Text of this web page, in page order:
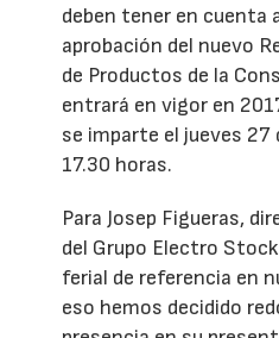
deben tener en cuenta
aprobación del nuevo
de Productos de la
entrará en vigor en
se imparte el jueves 27
17.30 horas.
Para Josep Figueras,
del Grupo Electro
ferial de referencia en
eso hemos decidido